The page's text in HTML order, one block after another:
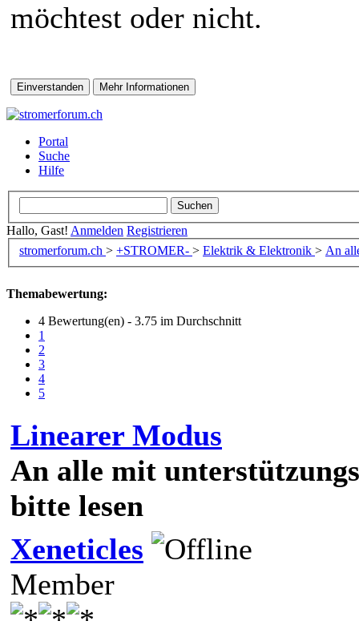
möchtest oder nicht.
Portal
Suche
Hilfe
Hallo, Gast! Anmelden Registrieren
stromerforum.ch > +STROMER- > Elektrik & Elektronik > An
Themabewertung:
4 Bewertung(en) - 3.75 im Durchschnitt
1
2
3
4
5
Linearer Modus
An alle mit
bitte lesen
Xeneticles
Member